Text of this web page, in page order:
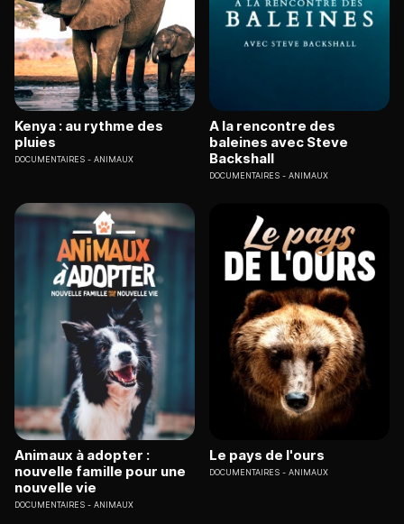
Kenya : au rythme des
pluies
DOCUMENTAIRES ANIMAUX
A la rencontre des
baleines avec Steve
Backshall
DOCUMENTAIRES ANIMAUX
Animaux à adopter :
nouvelle famille pour une
nouvelle vie
DOCUMENTAIRES ANIMAUX
Le pays de l'ours
DOCUMENTAIRES ANIMAUX